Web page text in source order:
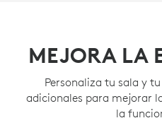
soluciones
Rooms en Android o el
Rooms, como
MEJORA LA
Personaliza tu sala y
adicionales para mejorar
la